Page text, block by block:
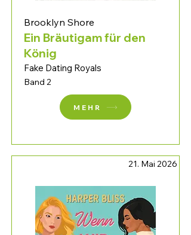
Brooklyn Shore
Ein Bräutigam für den
König
Fake Dating Royals
Band 2
MEHR
21. Mai 2026